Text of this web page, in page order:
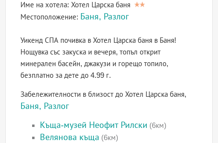
Име на хотела: Хотел Царска баня
Местоположение: Баня, Разлог
Уикенд СПА почивка в Хотел Царска баня в Баня!
Нощувка със закуска и вечеря, топъл открит
минерален басейн, джакузи и горещо топило,
безплатно за дете до 4.99 г.
Забележителности в близост до Хотел Царска баня,
Баня, Разлог
Къща-музей Неофит Рилски (6км)
Велянова къща (6км)